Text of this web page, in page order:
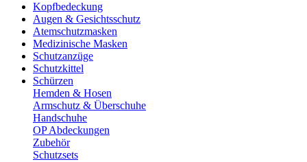
Kopfbedeckung
Augen & Gesichtsschutz
Atemschutzmasken
Medizinische Masken
Schutzanzüge
Schutzkittel
Schürzen
Hemden & Hosen
Armschutz & Überschuhe
Handschuhe
OP Abdeckungen
Zubehör
Schutzsets